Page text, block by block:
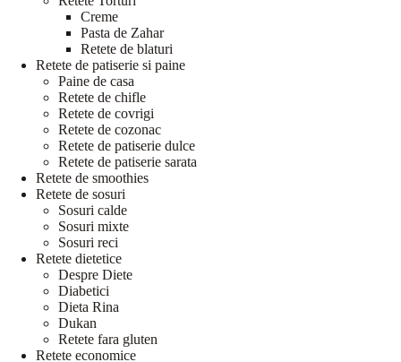
Creme
Pasta de Zahar
Retete de blaturi
Retete de patiserie si paine
Paine de casa
Retete de chifle
Retete de covrigi
Retete de cozonac
Retete de patiserie dulce
Retete de patiserie sarata
Retete de smoothies
Retete de sosuri
Sosuri calde
Sosuri mixte
Sosuri reci
Retete dietetice
Despre Diete
Diabetici
Dieta Rina
Dukan
Retete fara gluten
Retete economice